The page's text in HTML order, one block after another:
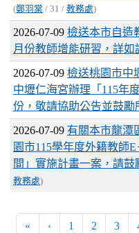
(鄭羽棠 / 31 / 教務處)
2026-07-09 檢送本市自造
月份教師增能研習，詳如
2026-07-09 檢送桃園市中
中壢仁海宮辦理「115年
份，敬請協助公告並鼓勵
2026-07-09 有關本市龍潭
園市115學年度外籍教師
間」實施計畫一案，請
教務處)
« ‹ 1 2 3